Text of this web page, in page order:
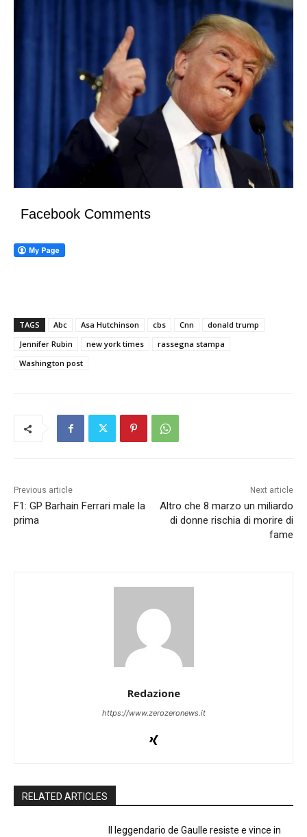
Facebook Comments
TAGS Abc Asa Hutchinson cbs Cnn
donald trump
Jennifer Rubin
new york times
rassegna stampa
Washington post
Previous article
F1: GP Barhain Ferrari male la
prima
Next article
Altro che 8 marzo un miliardo
di donne rischia di morire di
fame
Redazione
https://www.zerozeronews.it
RELATED ARTICLES
Il leggendario de Gaulle resiste e vince in